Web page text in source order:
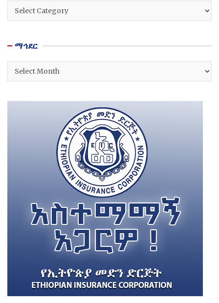
ዘርፎች
ማኅደር
ማኅደር